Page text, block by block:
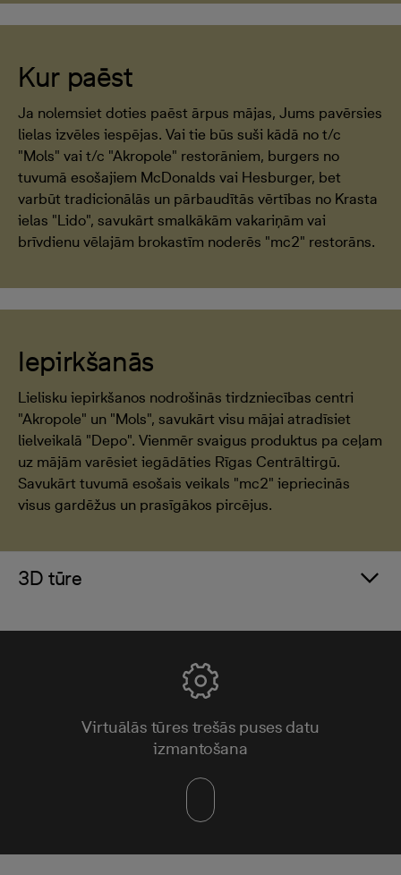
Kur paēst
Ja nolemsiet doties paēst ārpus mājas, Jums pavērsies
lielas izvēles iespējas. Vai tie būs suši kādā no t/c
"Mols" vai t/c "Akropole" restorāniem, burgers no
tuvumā esošajiem McDonalds vai Hesburger, bet
varbūt tradicionālās un pārbaudītās vērtības no Krasta
ielas "Lido", savukārt smalkākām vakariņām vai
brīvdienu vēlajām brokastīm noderēs "mc2" restorāns.
Iepirkšanās
Lielisku iepirkšanos nodrošinās tirdzniecības centri
"Akropole" un "Mols", savukārt visu mājai atradīsiet
lielveikalā "Depo". Vienmēr svaigus produktus pa ceļam
uz mājām varēsiet iegādāties Rīgas Centrāltirgū.
Savukārt tuvumā esošais veikals "mc2" iepriecinās
visus gardēžus un prasīgākos pircējus.
3D tūre
Virtuālās tūres trešās puses datu
izmantošana